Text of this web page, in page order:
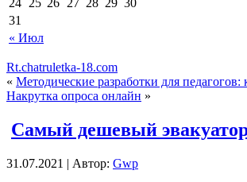
« Июл
31
Rt.chatruletka-18.com
« Методические разработки для
Накрутка опроса онлайн »
Самый дешевый
31.07.2021 | Автор: Gwp